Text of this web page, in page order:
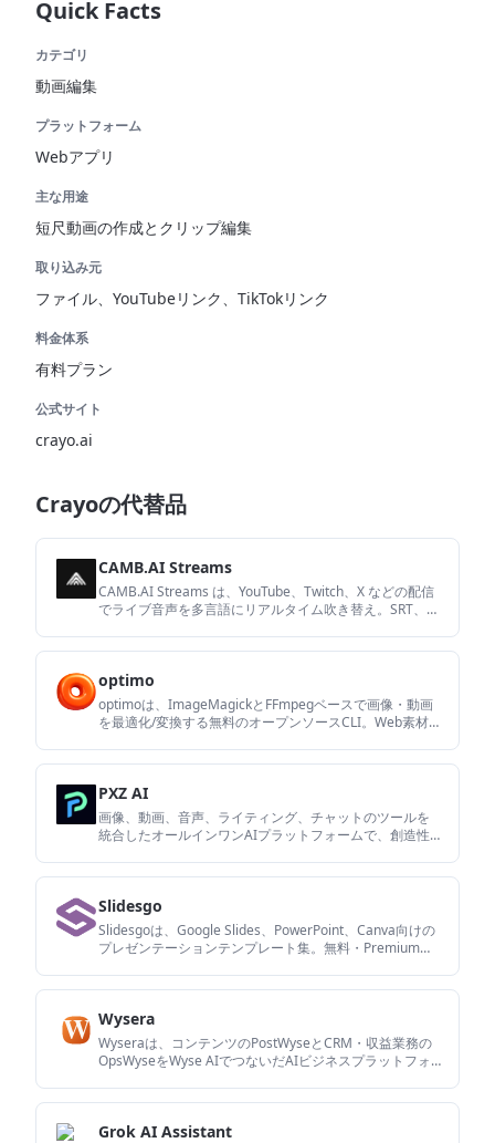
Quick Facts
カテゴリ
動画編集
プラットフォーム
Webアプリ
主な用途
短尺動画の作成とクリップ編集
取り込み元
ファイル、YouTubeリンク、TikTokリンク
料金体系
有料プラン
公式サイト
crayo.ai
Crayoの代替品
CAMB.AI Streams
CAMB.AI Streams は、YouTube、Twitch、X などの配信
でライブ音声を多言語にリアルタイム吹き替え。SRT、
optimo
optimoは、ImageMagickとFFmpegベースで画像・動画
を最適化/変換する無料のオープンソースCLI。Web素材
PXZ AI
画像、動画、音声、ライティング、チャットのツールを
統合したオールインワンAIプラットフォームで、創造性
Slidesgo
Slidesgoは、Google Slides、PowerPoint、Canva向けの
プレゼンテーションテンプレート集。無料・Premiumテ
Wysera
Wyseraは、コンテンツのPostWyseとCRM・収益業務の
OpsWyseをWyse AIでつないだAIビジネスプラットフォ
Grok AI Assistant